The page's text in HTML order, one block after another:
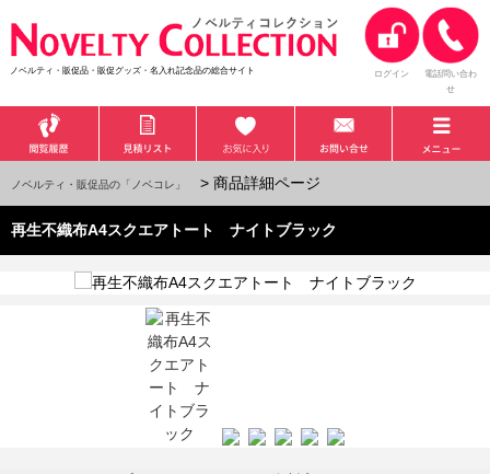
ノベルティ・販促品・販促グッズ・名入れ記念品の総合サイト ログイン
電話問い合わ
せ
ノベルティ・販促品の「ノベコレ」 > 商品詳細ページ
再生不織布A4スクエアトート ナイトブラック